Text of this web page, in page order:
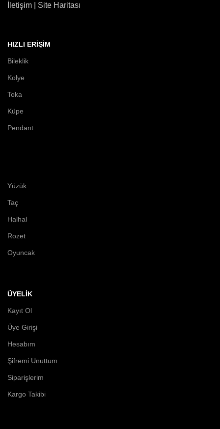
İletişim | Site Haritası
HIZLI ERIŞIM
Bileklik
Kolye
Toka
Küpe
Pendant
Yüzük
Taç
Halhal
Rozet
Oyuncak
ÜYELİK
Kayıt Ol
Üye Girişi
Hesabım
Şifremi Unuttum
Siparişlerim
Kargo Takibi